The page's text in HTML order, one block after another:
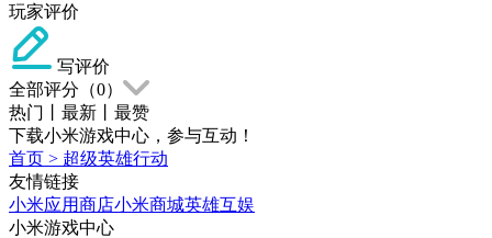
玩家评价
写评价
全部评分（0）
热门
最新
最赞
下载小米游戏中心，参与互动！
首页 > 超级英雄行动
友情链接
小米应用商店小米商城英雄互娱
小米游戏中心